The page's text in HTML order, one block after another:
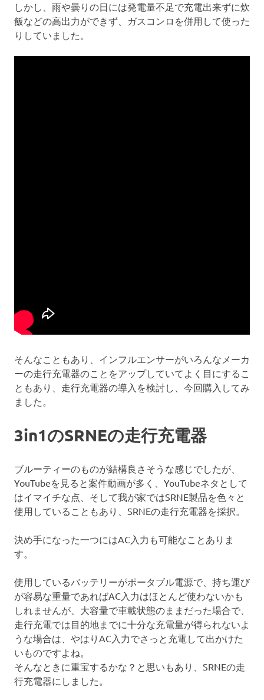
しかし、雨や曇りの日には発電量不足で充電出来ずに炊
飯などの高出力ができず、ガスコンロを併用して使った
りしていました。
そんなこともあり、インフルエンサーがいろんなメーカ
ーの走行充電器のことをアップしていてよく目にするこ
ともあり、走行充電器の導入を検討し、今回購入してみ
ました。
3in1のSRNEの走行充電器
ブルーティーのものが結構良さそうな感じでしたが、
YouTubeを見ると案件動画が多く、YouTubeネタとして
はイマイチな点、そして我が家ではSRNE製品を色々と
使用していることもあり、SRNEの走行充電器を採択。
決め手になった一つにはAC入力も可能なことありま
す。
使用しているバッテリーがポータブル電源で、持ち運び
が容易な重量であればAC入力はほとんど使わないかも
しれませんが、大容量で車載状態のままだった場合で、
走行充電では目的地までに十分な充電量が得られないよ
うな場合は、やはりAC入力でさっと充電して出かけた
いものですよね。
そんなときに重宝するかな？と思いもあり、SRNEの走
行充電器にしました。